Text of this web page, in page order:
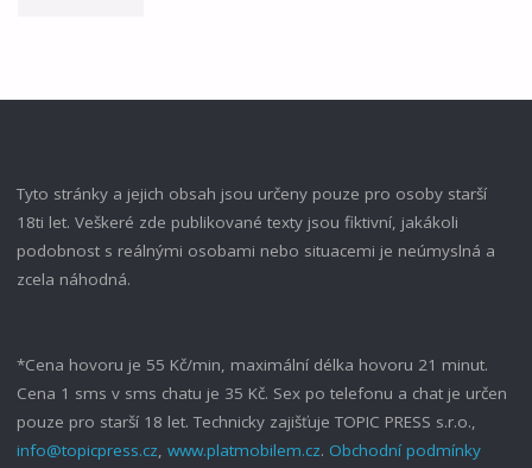
Tyto stránky a jejich obsah jsou určeny pouze pro osoby starší
18ti let. Veškeré zde publikované texty jsou fiktivní, jakákoli
podobnost s reálnými osobami nebo situacemi je neúmyslná a
zcela náhodná.
*Cena hovoru je 55 Kč/min, maximální délka hovoru 21 minut.
Cena 1 sms v sms chatu je 35 Kč. Sex po telefonu a chat je určen
pouze pro starší 18 let. Technicky zajišťuje TOPIC PRESS s.r.o.,
info@topicpress.cz, www.platmobilem.cz. Obchodní podmínky